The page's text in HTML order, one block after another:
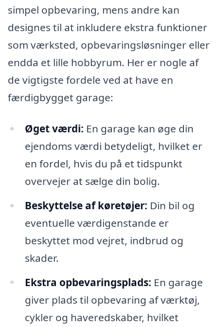
simpel opbevaring, mens andre kan
designes til at inkludere ekstra funktioner
som værksted, opbevaringsløsninger eller
endda et lille hobbyrum. Her er nogle af
de vigtigste fordele ved at have en
færdigbygget garage:
Øget værdi: En garage kan øge din
ejendoms værdi betydeligt, hvilket er
en fordel, hvis du på et tidspunkt
overvejer at sælge din bolig.
Beskyttelse af køretøjer: Din bil og
eventuelle værdigenstande er
beskyttet mod vejret, indbrud og
skader.
Ekstra opbevaringsplads: En garage
giver plads til opbevaring af værktøj,
cykler og haveredskaber, hvilket